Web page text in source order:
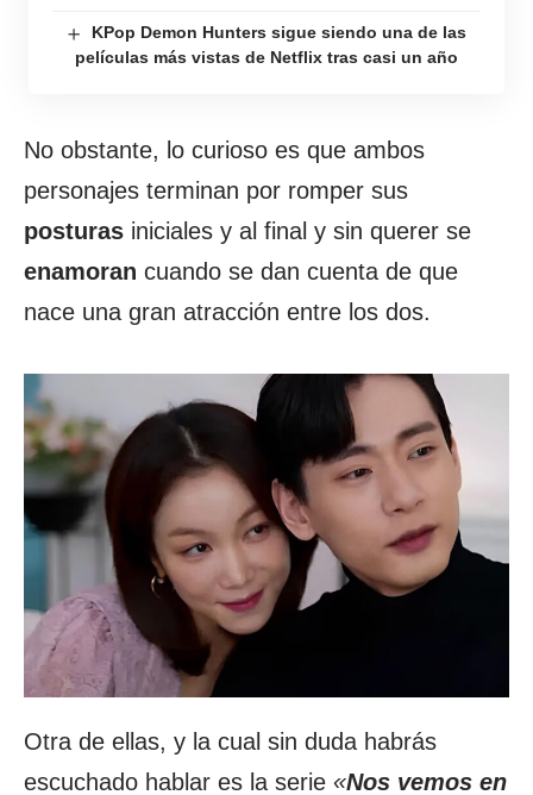
KPop Demon Hunters sigue siendo una de las
películas más vistas de Netflix tras casi un año
No obstante, lo curioso es que ambos
personajes terminan por romper sus
posturas iniciales y al final y sin querer se
enamoran cuando se dan cuenta de que
nace una gran atracción entre los dos.
Otra de ellas, y la cual sin duda habrás
escuchado hablar es la serie «Nos vemos en